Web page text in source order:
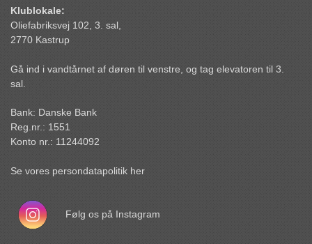
Klublokale:
Oliefabriksvej 102, 3. sal,
2770 Kastrup
Gå ind i vandtårnet af døren til venstre, og tag elevatoren til 3.
sal.
Bank: Danske Bank
Reg.nr.: 1551
Konto nr.: 11244092
Se vores persondatapolitik her
Følg os på Instagram